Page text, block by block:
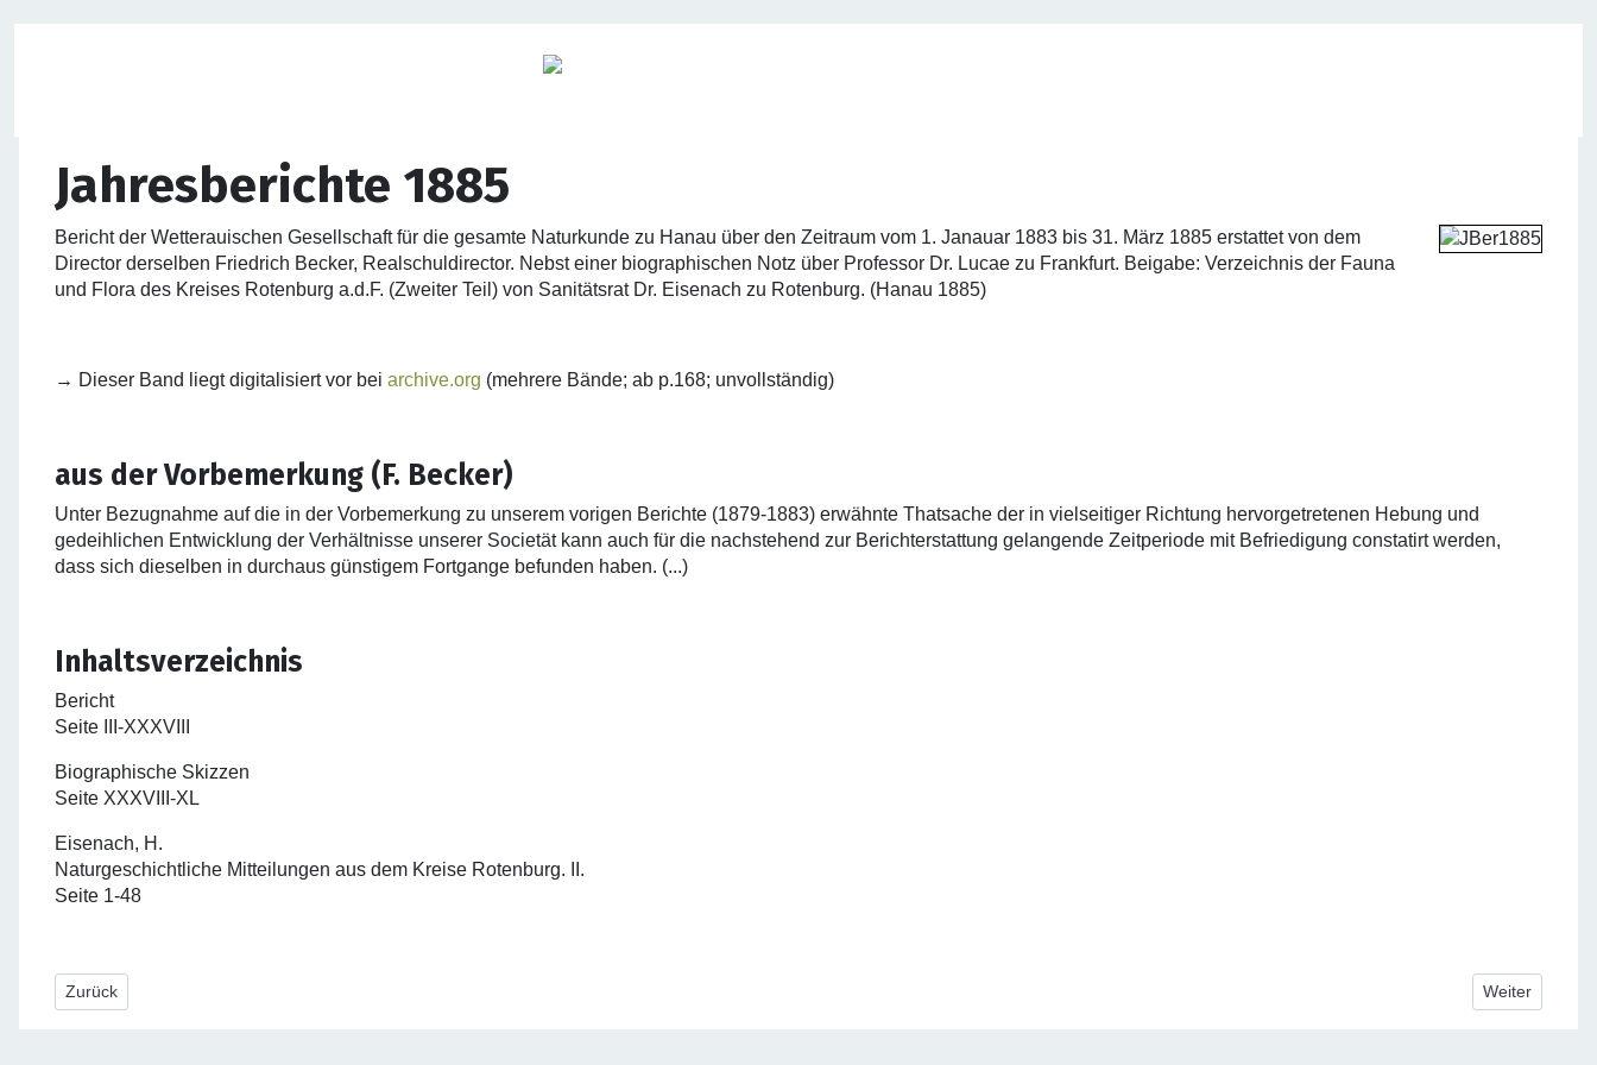
Jahresberichte 1885
Bericht der Wetterauischen Gesellschaft für die gesamte Naturkunde zu Hanau über den Zeitraum vom 1. Janauar 1883 bis 31. März 1885 erstattet von dem
Director derselben Friedrich Becker, Realschuldirector. Nebst einer biographischen Notz über Professor Dr. Lucae zu Frankfurt. Beigabe: Verzeichnis der Fauna
und Flora des Kreises Rotenburg a.d.F. (Zweiter Teil) von Sanitätsrat Dr. Eisenach zu Rotenburg. (Hanau 1885)
→ Dieser Band liegt digitalisiert vor bei archive.org (mehrere Bände; ab p.168; unvollständig)
aus der Vorbemerkung (F. Becker)
Unter Bezugnahme auf die in der Vorbemerkung zu unserem vorigen Berichte (1879-1883) erwähnte Thatsache der in vielseitiger Richtung hervorgetretenen Hebung und
gedeihlichen Entwicklung der Verhältnisse unserer Societät kann auch für die nachstehend zur Berichterstattung gelangende Zeitperiode mit Befriedigung constatirt werden,
dass sich dieselben in durchaus günstigem Fortgange befunden haben. (...)
Inhaltsverzeichnis
Bericht
Seite III-XXXVIII
Biographische Skizzen
Seite XXXVIII-XL
Eisenach, H.
Naturgeschichtliche Mitteilungen aus dem Kreise Rotenburg. II.
Seite 1-48
Vorheriger Beitrag: Jahresberichte 1887
Zurück Nächster
Weiter